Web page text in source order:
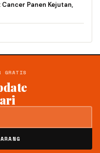
Panen Kejutan,
GRATIS